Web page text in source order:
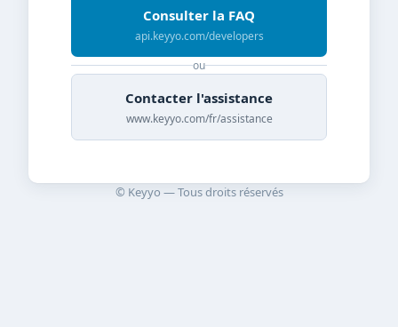
Consulter la FAQ
api.keyyo.com/developers
ou
Contacter l'assistance
www.keyyo.com/fr/assistance
© Keyyo — Tous droits réservés